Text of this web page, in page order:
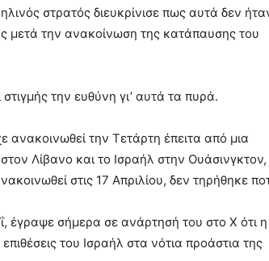
στρατός διευκρίνισε πως αυτά δεν
μετά την ανακοίνωση της κατάπαυσης του
την ευθύνη γι’ αυτά τα πυρά.
την Τετάρτη έπειτα από μια
Λίβανο και το Ισραήλ στην Ουάσινγκτον,
στις 17 Απριλίου, δεν τηρήθηκε
έγραψε σήμερα σε ανάρτησή του στο X ότι η
του Ισραήλ στα νότια προάστια της